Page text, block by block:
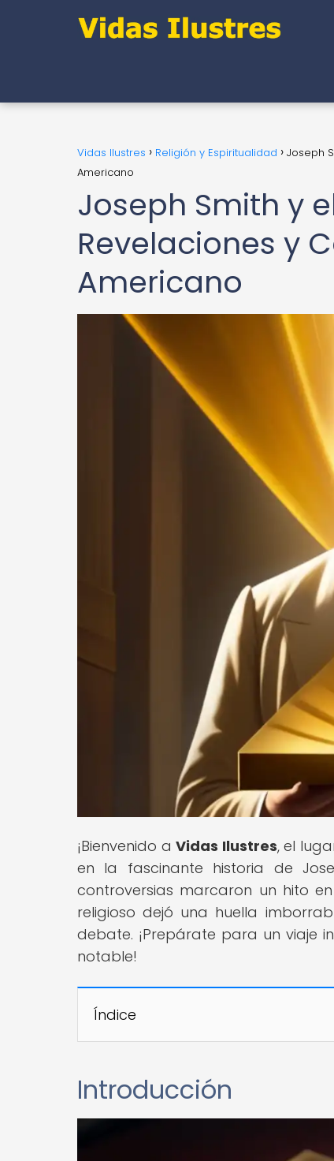
Vidas Ilustres Religión y Espiritualidad
Joseph
Americano
Joseph Smith y
Revelaciones y
Americano
¡Bienvenido aVidas Ilustres, el
en la fascinante historia de
controversias marcaron un hito
religioso dejó una huella
debate. ¡Prepárate para un viaje
notable!
Índice
Introducción